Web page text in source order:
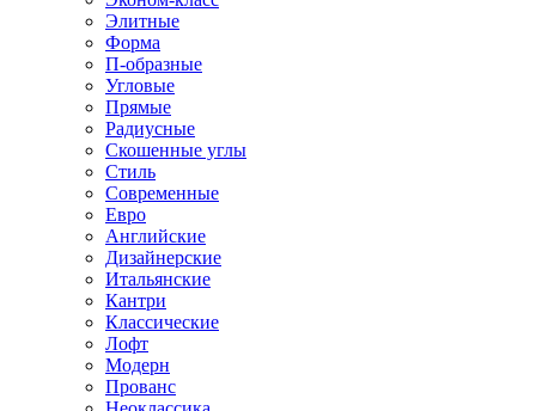
Элитные
Форма
П-образные
Угловые
Прямые
Радиусные
Скошенные углы
Стиль
Современные
Евро
Английские
Дизайнерские
Итальянские
Кантри
Классические
Лофт
Модерн
Прованс